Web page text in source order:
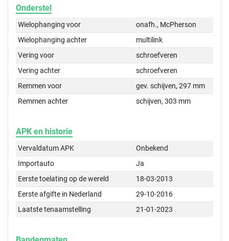
Onderstel
Wielophanging voor
onafh., McPherson
Wielophanging achter
multilink
Vering voor
schroefveren
Vering achter
schroefveren
Remmen voor
gev. schijven, 297 mm
Remmen achter
schijven, 303 mm
APK en historie
Vervaldatum APK
Onbekend
Importauto
Ja
Eerste toelating op de wereld
18-03-2013
Eerste afgifte in Nederland
29-10-2016
Laatste tenaamstelling
21-01-2023